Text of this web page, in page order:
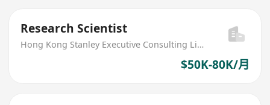
Research Scientist
Hong Kong Stanley Executive Consulting Limited
$50K-80K/月